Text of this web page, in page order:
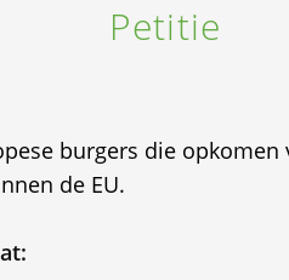
Petitie
burgers die opkomen
de EU.